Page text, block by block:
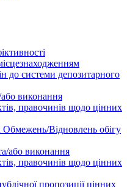
до системи депозитарного
виконання
правочинів щодо цінних
Обмежень/Відновлень обігу
або виконання
правочинів щодо цінних
пропозиції цінних